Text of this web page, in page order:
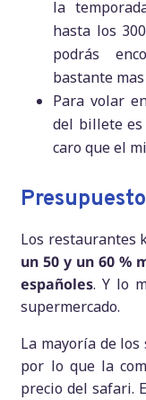
la
hasta los
podrás
bastante
Para volar
del billete es
caro que el
Los restaurantes
un 50 y un 60 %
españoles. Y lo
supermercado.
La mayoría de
por lo que la
precio del safari.